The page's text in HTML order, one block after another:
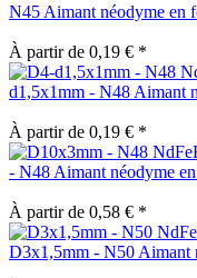
N45 Aimant néodyme en
À partir de 0,19 € *
d1,5x1mm - N48 Aimant
À partir de 0,19 € *
- N48 Aimant néodyme
À partir de 0,58 € *
D3x1,5mm - N50 Aimant